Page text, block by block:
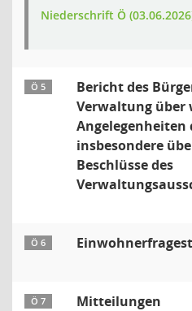
Niederschrift Ö
Ö 5
Bericht des
Verwaltung über
Angelegenheiten
insbesondere
Beschlüsse des
Ö 6
Ö 7 Mitteilungen